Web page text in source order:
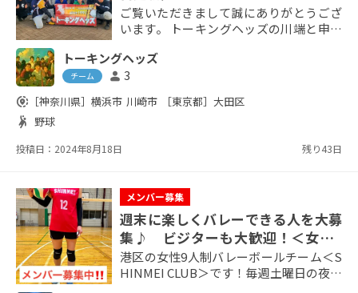
ご覧いただきまして誠にありがとうござ
います。 トーキングヘッズの川端と申し
の大きな節目を迎えました！ 今年は1名
の新しい仲間が加わってくれましたが、
公私に事情があって出席率の低いメンバ
ーが多く、毎回助っ人無しの自前メンバ
細は下記ホームページをご覧いただき、
トーキングヘッズ
チーム person 3
share_location ［神奈川県］ 横浜市 川崎市 ［東京都］ 大田区
sports_handball 野球
投稿日：2024年8月18日 残り43日
メンバー募集
週末に楽しくバレーできる人を大募
集♪ ビジターも大歓迎！＜女性9
人制バレーボール＞練習試合相手も
♪
港区の女性9人制バレーボールチーム＜S
HINMEI CLUB＞です！毎週土曜日の夜に